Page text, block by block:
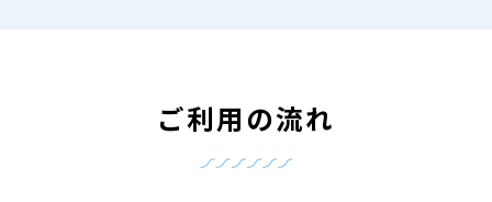
ご利用の流れ